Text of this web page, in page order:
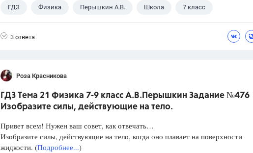
ГДЗ Физика Перышкин А.В. Школа 7 класс
3 ответа
Роза Красникова
ГДЗ Тема 21 Физика 7-9 класс А.В.Перышкин Задание №476
Изобразите силы, действующие на тело.
Привет всем! Нужен ваш совет, как отвечать…
Изобразите силы, действующие на тело, когда оно плавает на поверхности
жидкости. (Подробнее...)